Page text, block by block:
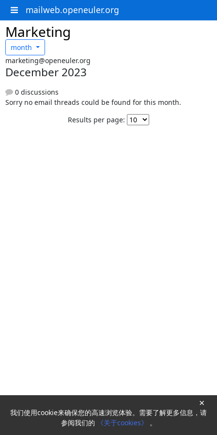
mailweb.openeuler.org
Marketing
month
marketing@openeuler.org
December 2023
0 discussions
Sorry no email threads could be found for this month.
Results per page:
Powered byHyperKitty
我们使用cookie来确保您的高速浏览体验。需要了解更多信息，请
参阅我们的
《关于cookies》 。
×